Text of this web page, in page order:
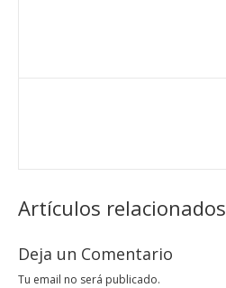
Artículos relacionados
Deja un Comentario
Tu email no será publicado.